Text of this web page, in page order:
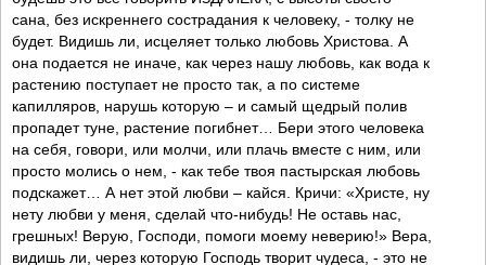
сана, без искреннего сострадания к человеку, - толку не
будет. Видишь ли, исцеляет только любовь Христова. А
она подается не иначе, как через нашу любовь, как вода к
растению поступает не просто так, а по системе
капилляров, нарушь которую – и самый щедрый полив
пропадет туне, растение погибнет… Бери этого человека
на себя, говори, или молчи, или плачь вместе с ним, или
просто молись о нем, - как тебе твоя пастырская любовь
подскажет… А нет этой любви – кайся. Кричи: «Христе, ну
нету любви у меня, сделай что-нибудь! Не оставь нас,
грешных! Верую, Господи, помоги моему неверию!» Вера,
видишь ли, через которую Господь творит чудеса, - это не